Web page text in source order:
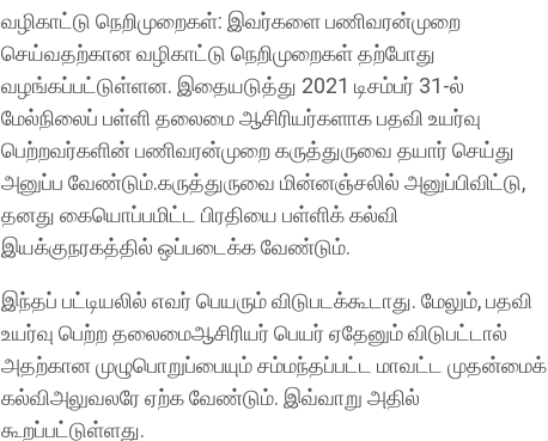
வழிகாட்டு நெறிமுறைகள்: இவர்களை பணிவரன்முறை
செய்வதற்கான வழிகாட்டு நெறிமுறைகள் தற்போது
வழங்கப்பட்டுள்ளன. இதையடுத்து 2021 டிசம்பர் 31-ல்
மேல்நிலைப் பள்ளி தலைமை ஆசிரியர்களாக பதவி உயர்வு
பெற்றவர்களின் பணிவரன்முறை கருத்துருவை தயார் செய்து
அனுப்ப வேண்டும்.கருத்துருவை மின்னஞ்சலில் அனுப்பிவிட்டு,
தனது கையொப்பமிட்ட பிரதியை பள்ளிக் கல்வி
இயக்குநரகத்தில் ஒப்படைக்க வேண்டும்.
இந்தப் பட்டியலில் எவர் பெயரும் விடுபடக்கூடாது. மேலும், பதவி
உயர்வு பெற்ற தலைமைஆசிரியர் பெயர் ஏதேனும் விடுபட்டால்
அதற்கான முழுபொறுப்பையும் சம்மந்தப்பட்ட மாவட்ட முதன்மைக்
கல்விஅலுவலரே ஏற்க வேண்டும். இவ்வாறு அதில்
கூறப்பட்டுள்ளது.